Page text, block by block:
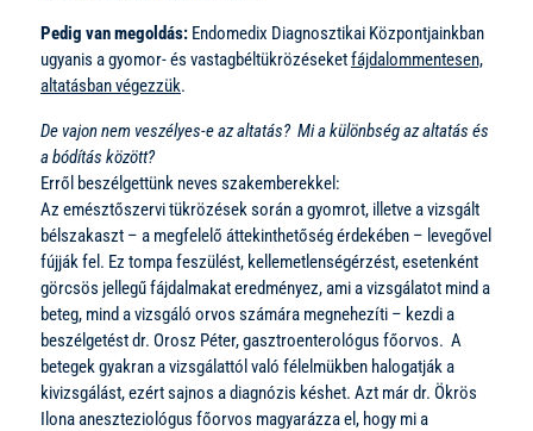
Pedig van megoldás: Endomedix Diagnosztikai Központjainkban
ugyanis a gyomor- és vastagbéltükrözéseketfájdalommentesen,
altatásban végezzük.
De vajon nem veszélyes-e az altatás? Mi a különbség az altatás és
a bódítás között?
Erről beszélgettünk neves szakemberekkel:
Az emésztőszervi tükrözések során a gyomrot, illetve a vizsgált
bélszakaszt – a megfelelő áttekinthetőség érdekében – levegővel
fújják fel. Ez tompa feszülést, kellemetlenségérzést, esetenként
görcsös jellegű fájdalmakat eredményez, ami a vizsgálatot mind a
beteg, mind a vizsgáló orvos számára megnehezíti – kezdi a
beszélgetést dr. Orosz Péter, gasztroenterológus főorvos. A
betegek gyakran a vizsgálattól való félelmükben halogatják a
kivizsgálást, ezért sajnos a diagnózis késhet. Azt már dr. Ökrös
Ilona aneszteziológus főorvos magyarázza el, hogy mi a